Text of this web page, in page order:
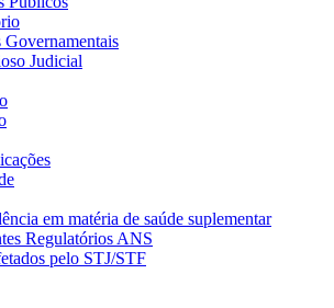
Governamentais
Judicial
em matéria de saúde suplementar
Regulatórios ANS
pelo STJ/STF